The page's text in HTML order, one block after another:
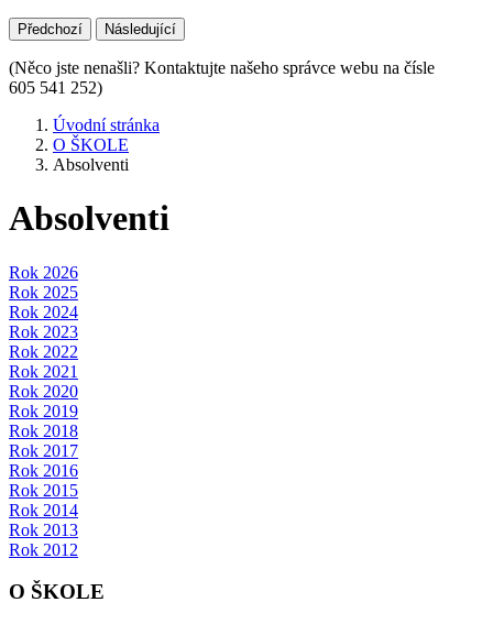
Předchozí Následující
(Něco jste nenašli? Kontaktujte našeho správce webu na čísle
605 541 252)
Úvodní stránka
O ŠKOLE
Absolventi
Absolventi
Rok 2026
Rok 2025
Rok 2024
Rok 2023
Rok 2022
Rok 2021
Rok 2020
Rok 2019
Rok 2018
Rok 2017
Rok 2016
Rok 2015
Rok 2014
Rok 2013
Rok 2012
O ŠKOLE